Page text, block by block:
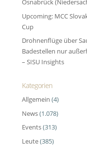
Osnabrück
Upcoming: MCC
Cup
Drohnenflüge über
Badestellen nur
– SISU Insights
Kategorien
Allgemein (4)
News(1.078)
Events(313)
Leute(385)